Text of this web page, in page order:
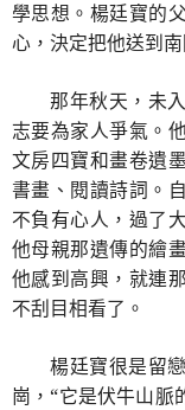
學思想。楊廷寶的
心，決定把他送到
那年秋天，未
志要為家人爭氣。
文房四寶和畫卷遺
書畫、閱讀詩詞。
不負有心人，過了
他母親那遺傳的繪
他感到高興，就連
不刮目相看了。
楊廷寶很是留
崗，“它是伏牛山脈